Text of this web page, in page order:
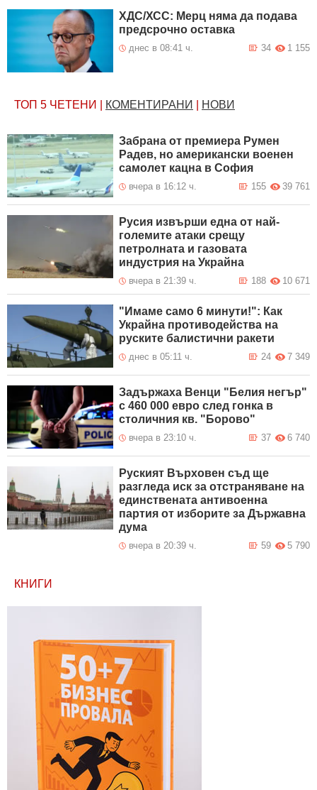
ХДС/ХСС: Мерц няма да подава
предсрочно оставка
днес в 08:41 ч. 1 155
34
ТОП 5 ЧЕТЕНИ КОМЕНТИРАНИ НОВИ
Забрана от премиера Румен
Радев, но американски военен
самолет кацна в София
вчера в 16:12 ч. 39 761
155
Русия извърши една от най-
големите атаки срещу
петролната и газовата
индустрия на Украйна
вчера в 21:39 ч. 10 671
188
"Имаме само 6 минути!": Как
Украйна противодейства на
руските балистични ракети
днес в 05:11 ч. 7 349
24
Задържаха Венци "Белия негър"
с 460 000 евро след гонка в
столичния кв. "Борово"
вчера в 23:10 ч. 6 740
37
Руският Върховен съд ще
разгледа иск за отстраняване на
единствената антивоенна
партия от изборите за Държавна
дума
вчера в 20:39 ч. 5 790
59
КНИГИ